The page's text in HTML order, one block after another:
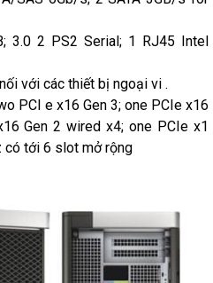
3.0 2 PS2 Serial; 1 RJ45 Intel
với các thiết bị ngoại vi .
PCI e x16 Gen 3; one PCIe x16
Gen 2 wired x4; one PCIe x1
có tới 6 slot mở rộng